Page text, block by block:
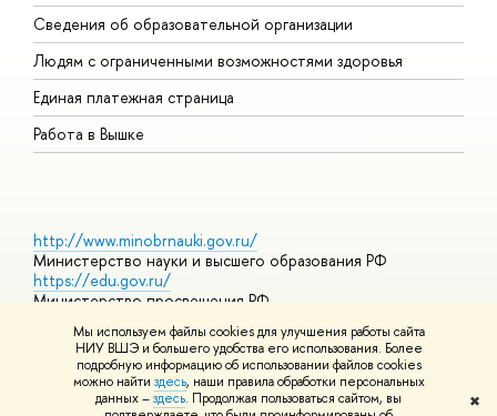
Мы используем файлы cookies для улучшения работы сайта
НИУ ВШЭ и большего удобства его использования. Более
подробную информацию об использовании файлов cookies
можно найти здесь, наши правила обработки персональных
данных –здесь. Продолжая пользоваться сайтом, вы
✖
Сведения об образовательной организации
Людям с ограниченными возможностями здоровья
Единая платежная страница
Работа в Вышке
http://www.minobrnauki.gov.ru/
Министерство науки и высшего образования РФ
https://edu.gov.ru/
Министерство просвещения РФ
https://elearning.hse.ru/mooc
Массовые открытые онлайн-курсы
© НИУ ВШЭ 1993–2026 Адреса и контактыУсловия